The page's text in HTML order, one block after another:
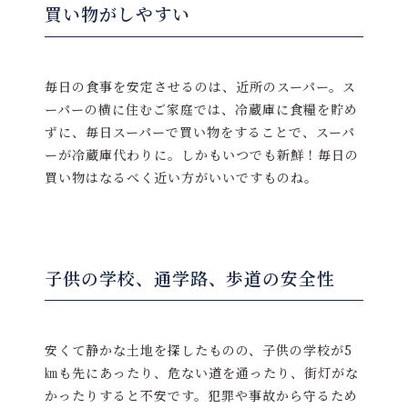
買い物がしやすい
毎日の食事を安定させるのは、近所のスーパー。ス
ーパーの横に住むご家庭では、冷蔵庫に食糧を貯め
ずに、毎日スーパーで買い物をすることで、スーパ
ーが冷蔵庫代わりに。しかもいつでも新鮮！毎日の
買い物はなるべく近い方がいいですものね。
子供の学校、通学路、歩道の安全性
安くて静かな土地を探したものの、子供の学校が5
㎞も先にあったり、危ない道を通ったり、街灯がな
かったりすると不安です。犯罪や事故から守るため